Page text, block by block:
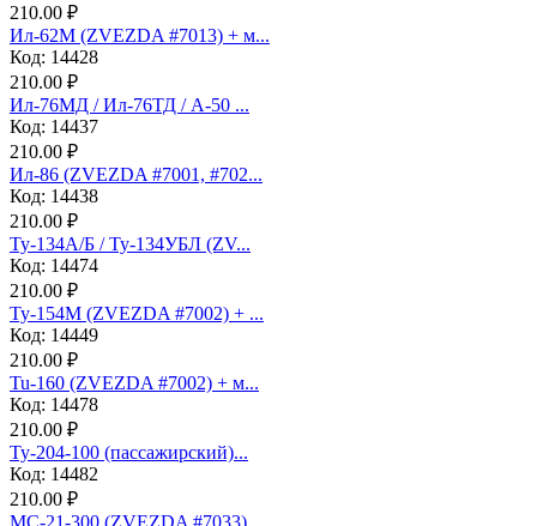
210.00 ₽
Ил-62М (ZVEZDA #7013) + м...
Код: 14428
210.00 ₽
Ил-76МД / Ил-76ТД / А-50 ...
Код: 14437
210.00 ₽
Ил-86 (ZVEZDA #7001, #702...
Код: 14438
210.00 ₽
Ту-134А/Б / Ту-134УБЛ (ZV...
Код: 14474
210.00 ₽
Ту-154М (ZVEZDA #7002) + ...
Код: 14449
210.00 ₽
Tu-160 (ZVEZDA #7002) + м...
Код: 14478
210.00 ₽
Ту-204-100 (пассажирский)...
Код: 14482
210.00 ₽